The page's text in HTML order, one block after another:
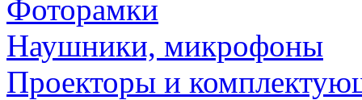
Фоторамки
Наушники, микрофоны
Проекторы и